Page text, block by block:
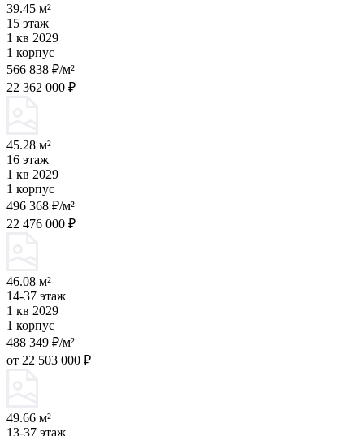
39.45 м²
15 этаж
1 кв 2029
1 корпус
566 838 ₽/м²
22 362 000 ₽
45.28 м²
16 этаж
1 кв 2029
1 корпус
496 368 ₽/м²
22 476 000 ₽
46.08 м²
14-37 этаж
1 кв 2029
1 корпус
488 349 ₽/м²
от 22 503 000 ₽
49.66 м²
13-37 этаж